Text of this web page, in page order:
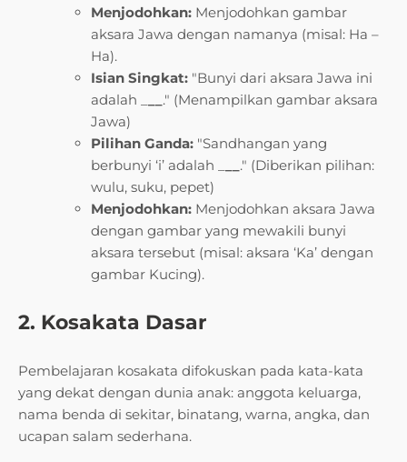
Menjodohkan: Menjodohkan gambar
aksara Jawa dengan namanya (misal: Ha –
Ha).
Isian Singkat: "Bunyi dari aksara Jawa ini
adalah _
." (Menampilkan gambar aksara
Jawa)
Pilihan Ganda: "Sandhangan yang
berbunyi ‘i’ adalah _
." (Diberikan pilihan:
wulu, suku, pepet)
Menjodohkan: Menjodohkan aksara Jawa
dengan gambar yang mewakili bunyi
aksara tersebut (misal: aksara ‘Ka’ dengan
gambar Kucing).
2. Kosakata Dasar
Pembelajaran kosakata difokuskan pada kata-kata
yang dekat dengan dunia anak: anggota keluarga,
nama benda di sekitar, binatang, warna, angka, dan
ucapan salam sederhana.